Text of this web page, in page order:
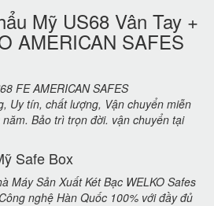
Mỹ US68 Vân Tay +
AMERICAN SAFES
FE AMERICAN SAFES
Uy tín, chất lượng, Vận chuyển miễn
Bảo trì trọn đời. vận chuyển tại
Safe Box
Máy Sản Xuất Két Bạc WELKO Safes
nghệ Hàn Quốc 100% với đầy đủ